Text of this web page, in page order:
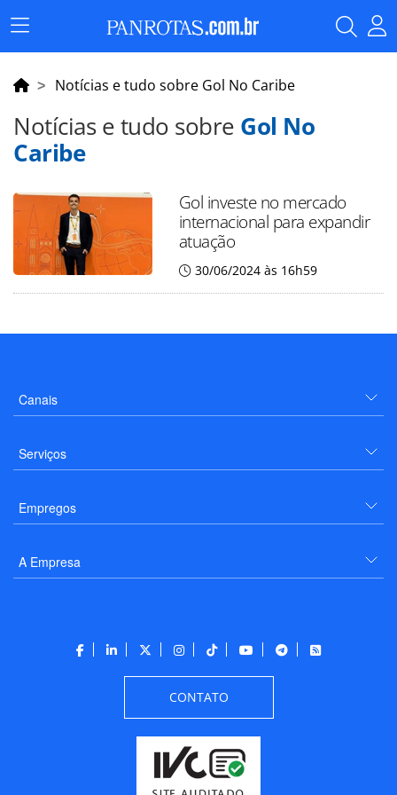
Menu
Principal
Notícias e tudo sobre Gol No Caribe
Notícias e tudo sobre Gol No
Caribe
Gol investe no mercado
internacional para expandir
atuação
30/06/2024 às 16h59
Canais
Serviços
Empregos
A Empresa
CONTATO